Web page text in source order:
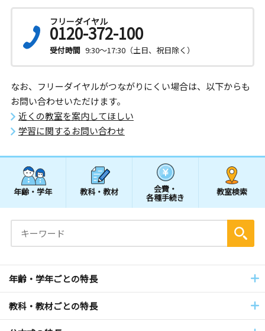
フリーダイヤル
0120-372-100
受付時間 9:30～17:30（土日、祝日除く）
なお、フリーダイヤルがつながりにくい場合は、以下からも
お問い合わせいただけます。
近くの教室を案内してほしい
学習に関するお問い合わせ
年齢・学年 教科・教材 会費・
各種手続き
教室検索
年齢・学年ごとの特長
教科・教材ごとの特長